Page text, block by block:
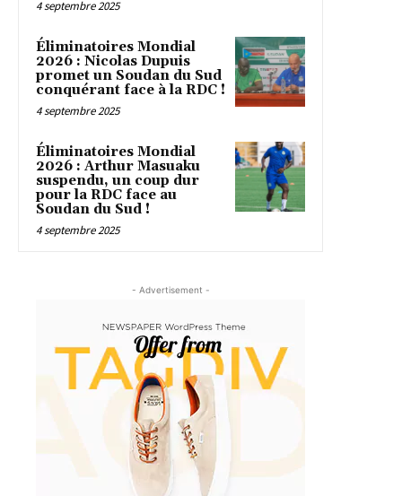
4 septembre 2025
Éliminatoires Mondial
2026 : Nicolas Dupuis
promet un Soudan du Sud
conquérant face à la RDC !
4 septembre 2025
Éliminatoires Mondial
2026 : Arthur Masuaku
suspendu, un coup dur
pour la RDC face au
Soudan du Sud !
4 septembre 2025
- Advertisement -